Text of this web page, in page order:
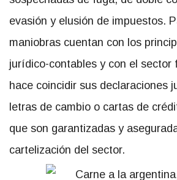
evasión y elusión de impuestos.
maniobras cuentan con los
jurídico-contables y con el sector
hace coincidir sus declaraciones
letras de cambio o cartas de
que son garantizadas y
cartelización del sector.